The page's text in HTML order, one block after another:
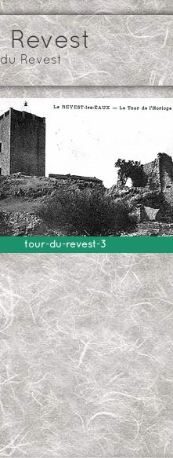
Revest
Revest
tour-du-revest-3